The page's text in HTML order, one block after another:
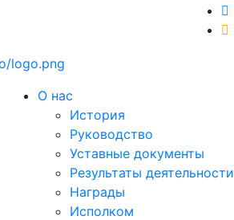
О нас
История
Руководство
Уставные документы
Результаты деятельности
Награды
Исполком